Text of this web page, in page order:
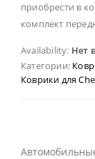
приобрести в
комплект
Availability: Нет
Категории:
Коврики для